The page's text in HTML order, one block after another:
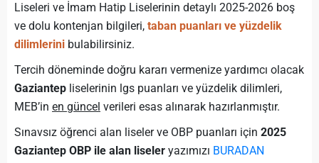
Liseleri ve İmam Hatip Liselerinin detaylı 2025-2026 boş
ve dolu kontenjan bilgileri, taban puanları ve yüzdelik
dilimlerini bulabilirsiniz.
Tercih döneminde doğru kararı vermenize yardımcı olacak
Gaziantep liselerinin lgs puanları ve yüzdelik dilimleri,
MEB’in en güncel verileri esas alınarak hazırlanmıştır.
Sınavsız öğrenci alan liseler ve OBP puanları için 2025
Gaziantep OBP ile alan liseler yazımızı BURADAN